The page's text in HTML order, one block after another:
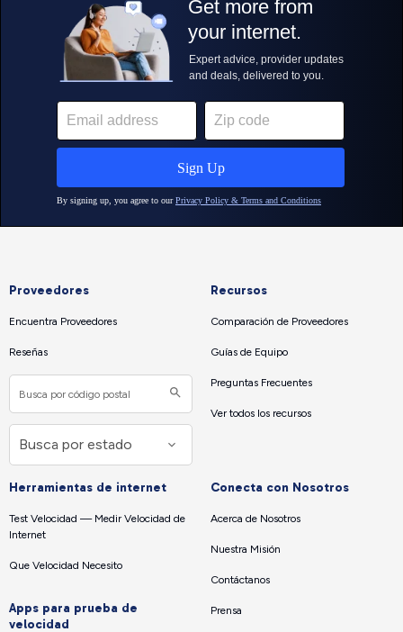
Proveedores
Encuentra Proveedores
Reseñas
Recursos
Comparación de Proveedores
Guías de Equipo
Preguntas Frecuentes
Ver todos los recursos
Herramientas de internet
Test Velocidad — Medir Velocidad de
Internet
Que Velocidad Necesito
Apps para prueba de
velocidad
Conecta con Nosotros
Acerca de Nosotros
Nuestra Misión
Contáctanos
Prensa